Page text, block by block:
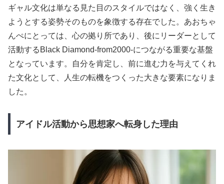
ギャル文化は単なる見た目のスタイルではなく、強く生き
ようとする姿勢そのものを象徴する存在でした。あおちゃ
んぺにとっては、心の拠り所であり、後にリーダーとして
活動するBlack Diamond-from2000-につながる重要な基盤
となっています。自分を肯定し、前に進む力を与えてくれ
た文化として、人生の転機をつくった大きな要素になりま
した。
アイドル活動から思想家へ転身した理由